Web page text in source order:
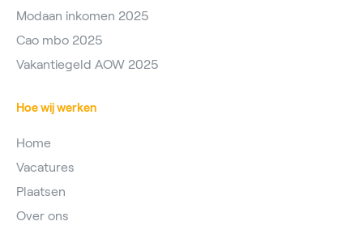
Modaan inkomen 2025
Cao mbo 2025
Vakantiegeld AOW 2025
Hoe wij werken
Home
Vacatures
Plaatsen
Over ons